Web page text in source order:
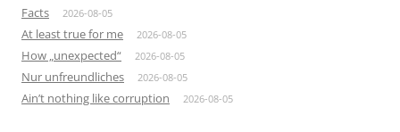
Facts 2026-08-05
At least true for me 2026-08-05
How „unexpected“ 2026-08-05
Nur unfreundliches 2026-08-05
Ain’t nothing like corruption 2026-08-05